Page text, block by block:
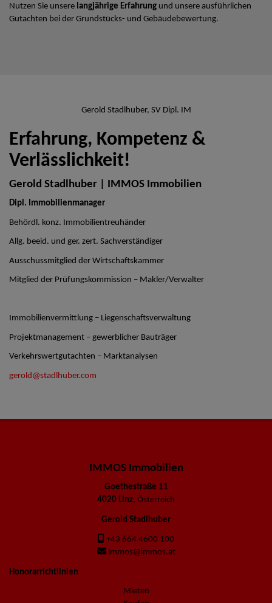
Nutzen Sie unsere langjährige Erfahrung und unsere ausführlichen
Gutachten bei der Grundstücks- und Gebäudebewertung.
Gerold Stadlhuber, SV Dipl. IM
Erfahrung, Kompetenz &
Verlässlichkeit!
Gerold Stadlhuber | IMMOS Immobilien
Dipl. Immobilienmanager
Behördl. konz. Immobilientreuhänder
Allg. beeid. und ger. zert. Sachverständiger
Ausschussmitglied der Wirtschaftskammer
Mitglied der Prüfungskommission – Makler/Verwalter
Immobilienvermittlung – Liegenschaftsverwaltung
Projektmanagement – gewerblicher Bauträger
Verkehrswertgutachten – Marktanalysen
gerold@stadlhuber.com
IMMOS Immobilien
Goethestraße 11
4020 Linz, Österreich
Gerold Stadlhuber
+43 664 4600 100
immos@immos.at
Honorarrichtlinien
Mieten